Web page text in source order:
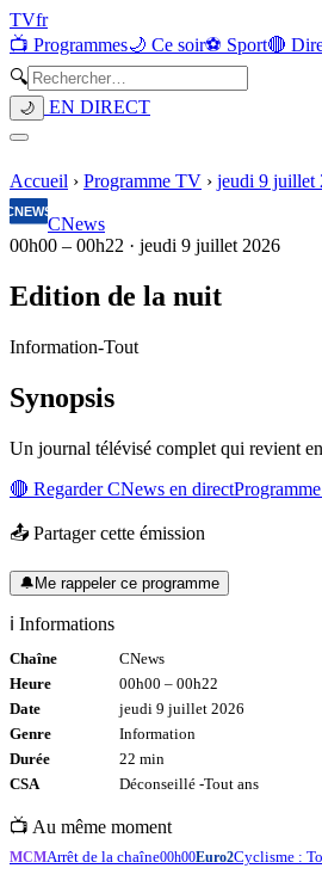
TVfr
📺 Programmes🌙 Ce soir⚽ Sport🔴
🔍
🌙 EN DIRECT
Accueil › Programme TV › jeudi 9 juillet
CNews
00h00 – 00h22 · jeudi 9 juillet 2026
Edition de la nuit
Information-Tout
Synopsis
Un journal télévisé complet qui revient
🔴 RegarderCNews en direct
📤 Partager cette émission
🔔Me rappeler ce programme
ℹ️ Informations
Chaîne
CNews
Heure
00h00 – 00h22
Date
jeudi 9 juillet 2026
Genre
Information
Durée
22 min
CSA
Déconseillé -Tout ans
📺 Au même moment
MCMArrêt de la chaîne00h00Euro2Cyclisme :